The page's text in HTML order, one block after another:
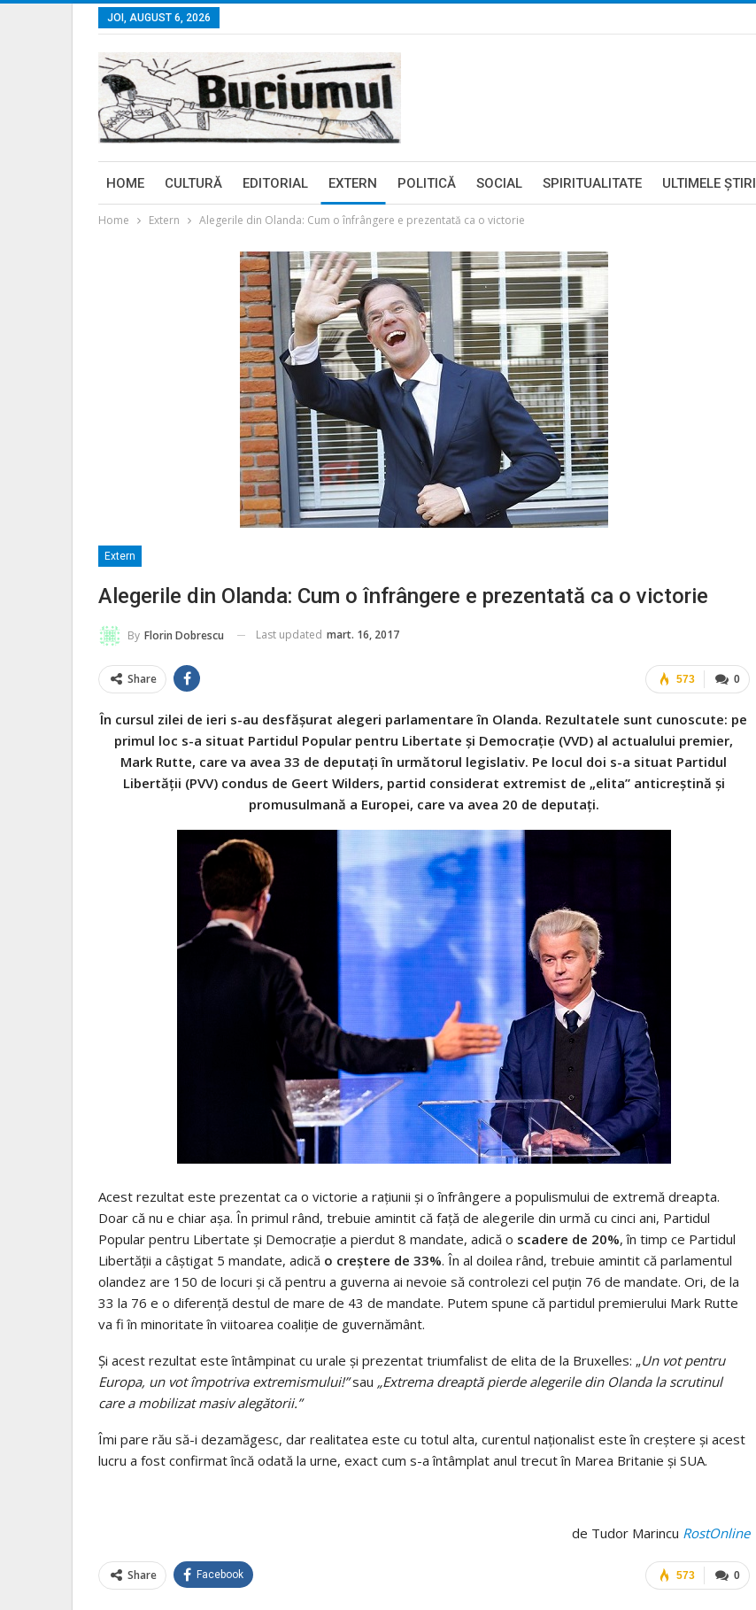
JOI, AUGUST 6, 2026
HOME CULTURĂ EDITORIAL EXTERN POLITICĂ SOCIAL SPIRITUALITATE ULTIMELE ŞTIRI
Home Extern Alegerile din Olanda: Cum o înfrângere e prezentată ca o victorie
Extern
Alegerile din Olanda: Cum o înfrângere e prezentată ca o victorie
By Florin Dobrescu Last updated mart. 16, 2017
0
573
Share
În cursul zilei de ieri s-au desfășurat alegeri parlamentare în Olanda. Rezultatele sunt cunoscute: pe
primul loc s-a situat Partidul Popular pentru Libertate și Democrație (VVD) al actualului premier,
Mark Rutte, care va avea 33 de deputați în următorul legislativ. Pe locul doi s-a situat Partidul
Libertății (PVV) condus de Geert Wilders, partid considerat extremist de „elita” anticreștină și
promusulmană a Europei, care va avea 20 de deputați.
Acest rezultat este prezentat ca o victorie a rațiunii și o înfrângere a populismului de extremă dreapta.
Doar că nu e chiar așa. În primul rând, trebuie amintit că față de alegerile din urmă cu cinci ani, Partidul
Popular pentru Libertate și Democrație a pierdut 8 mandate, adică o scadere de 20%, în timp ce Partidul
Libertății a câștigat 5 mandate, adică o creștere de 33%. În al doilea rând, trebuie amintit că parlamentul
olandez are 150 de locuri și că pentru a guverna ai nevoie să controlezi cel puțin 76 de mandate. Ori, de la
33 la 76 e o diferență destul de mare de 43 de mandate. Putem spune că partidul premierului Mark Rutte
va fi în minoritate în viitoarea coaliție de guvernământ.
Și acest rezultat este întâmpinat cu urale și prezentat triumfalist de elita de la Bruxelles: „Un vot pentru
Europa, un vot împotriva extremismului!”sau „Extrema dreaptă pierde alegerile din Olanda la scrutinul
care a mobilizat masiv alegătorii.”
Îmi pare rău să-i dezamăgesc, dar realitatea este cu totul alta, curentul naționalist este în creștere și acest
lucru a fost confirmat încă odată la urne, exact cum s-a întâmplat anul trecut în Marea Britanie și SUA.
de Tudor Marincu RostOnline
0
573
Share Facebook